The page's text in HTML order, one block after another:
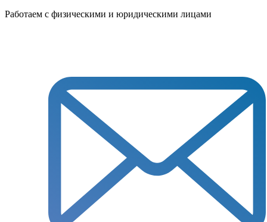
Работаем с физическими и юридическими лицами